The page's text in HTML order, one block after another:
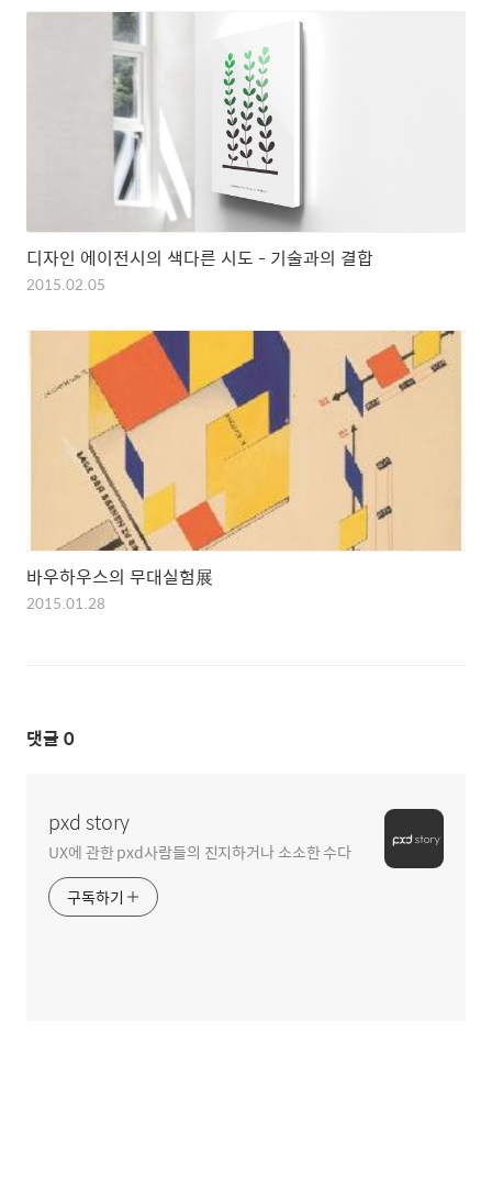
디자인 에이전시의 색다른 시도 - 기술과의 결합
2015.02.05
바우하우스의 무대실험展
2015.01.28
댓글 0
pxd story
UX에 관한 pxd사람들의 진지하거나 소소한 수다
구독하기